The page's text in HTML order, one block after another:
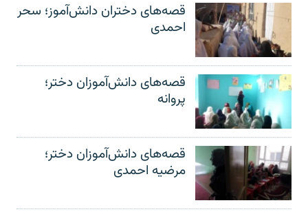
قصه‌های دختران دانش‌آموز؛ سحر
احمدی
قصه‌های دانش‌آموزان دختر؛
پروانه
قصه‌های دانش‌آموزان دختر؛
مرضیه احمدی